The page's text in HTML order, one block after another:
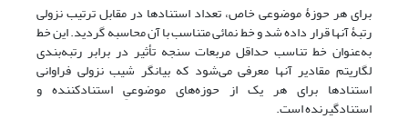
برای هر حوزۀ موضوعی خاص، تعداد استنادها در مقابل ترتیب نزولی
رتبۀ آنها قرار داده شد و خط نمائی متناسب با آن محاسبه گردید. این خط
به‌عنوان خط تناسب حداقل مربعات سنجه تأثیر در برابر رتبه‌بندی
لگاریتم مقادیر آنها معرفی می‌شود که بیانگر شیب نزولی فراوانی
استنادها برای هر یک از حوزه‌های موضوعیِ استنادکننده و
استنادگیرنده است.